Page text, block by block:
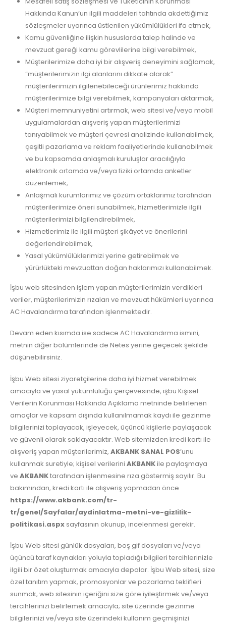
Hakkında Kanun’un ilgili maddeleri tahtında akdettiğimiz
sözleşmeler uyarınca üstlenilen yükümlülükleri ifa etmek,
Kamu güvenliğine ilişkin hususlarda talep halinde ve
mevzuat gereği kamu görevlilerine bilgi verebilmek,
Müşterilerimize daha iyi bir alışveriş deneyimini sağlamak,
“müşterilerimizin ilgi alanlarını dikkate alarak”
müşterilerimizin ilgilenebileceği ürünlerimiz hakkında
müşterilerimize bilgi verebilmek, kampanyaları aktarmak,
Müşteri memnuniyetini artırmak, web sitesi ve/veya mobil
uygulamalardan alışveriş yapan müşterilerimizi
tanıyabilmek ve müşteri çevresi analizinde kullanabilmek,
çeşitli pazarlama ve reklam faaliyetlerinde kullanabilmek
ve bu kapsamda anlaşmalı kuruluşlar aracılığıyla
elektronik ortamda ve/veya fiziki ortamda anketler
düzenlemek,
Anlaşmalı kurumlarımız ve çözüm ortaklarımız tarafından
müşterilerimize öneri sunabilmek, hizmetlerimizle ilgili
müşterilerimizi bilgilendirebilmek,
Hizmetlerimiz ile ilgili müşteri şikâyet ve önerilerini
değerlendirebilmek,
Yasal yükümlülüklerimizi yerine getirebilmek ve
yürürlükteki mevzuattan doğan haklarımızı kullanabilmek.
İşbu web sitesinden işlem yapan müşterilerimizin verdikleri
veriler, müşterilerimizin rızaları ve mevzuat hükümleri uyarınca
AC Havalandırma tarafından işlenmektedir.
Devam eden kısımda ise sadece AC Havalandırma ismini,
metnin diğer bölümlerinde de Netes yerine geçecek şekilde
düşünebilirsiniz.
İşbu Web sitesi ziyaretçilerine daha iyi hizmet verebilmek
amacıyla ve yasal yükümlülüğü çerçevesinde, işbu Kişisel
Verilerin Korunması Hakkında Açıklama metninde belirlenen
amaçlar ve kapsam dışında kullanılmamak kaydı ile gezinme
bilgilerinizi toplayacak, işleyecek, üçüncü kişilerle paylaşacak
ve güvenli olarak saklayacaktır. Web sitemizden kredi kartı ile
alışveriş yapan müşterilerimiz, AKBANK SANAL POS’unu
kullanmak suretiyle; kişisel verilerini AKBANKile paylaşmaya
ve AKBANKtarafından işlenmesine rıza göstermiş sayılır. Bu
bakımından, kredi kartı ile alışveriş yapmadan önce
https://www.akbank.com/tr-
tr/genel/Sayfalar/aydinlatma-metni-ve-gizlilik-
politikasi.aspx sayfasının okunup, incelenmesi gerekir.
İşbu Web sitesi günlük dosyaları, boş gif dosyaları ve/veya
üçüncü taraf kaynakları yoluyla topladığı bilgileri tercihlerinizle
ilgili bir özet oluşturmak amacıyla depolar. İşbu Web sitesi, size
özel tanıtım yapmak, promosyonlar ve pazarlama teklifleri
sunmak, web sitesinin içeriğini size göre iyileştirmek ve/veya
tercihlerinizi belirlemek amacıyla; site üzerinde gezinme
bilgilerinizi ve/veya site üzerindeki kullanım geçmişinizi